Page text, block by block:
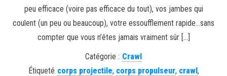
peu efficace (voire pas efficace du tout), vos jambes qui
coulent (un peu ou beaucoup), votre essoufflement rapide…sans
compter que vous n’êtes jamais vraiment sûr […]
Catégorie : Crawl
Étiqueté corps projectile, corps propulseur, crawl,